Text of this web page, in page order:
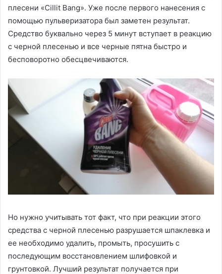
плесени «Cillit Bang». Уже после первого нанесения с
помощью пульверизатора был заметен результат.
Средство буквально через 5 минут вступает в реакцию
с черной плесенью и все черные пятна быстро и
бесповоротно обесцвечиваются.
Но нужно учитывать тот факт, что при реакции этого
средства с черной плесенью разрушается шпаклевка и
ее необходимо удалить, промыть, просушить с
последующим восстановлением шлифовкой и
грунтовкой. Лучший результат получается при